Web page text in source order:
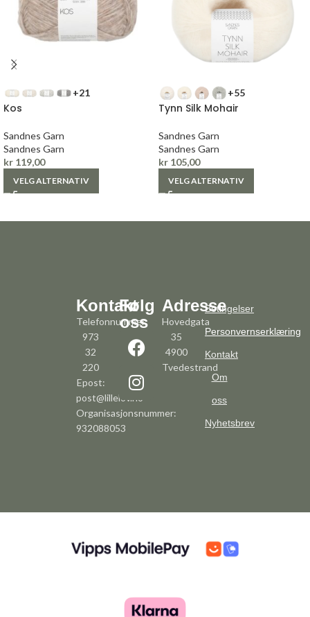
+21
Kos
Sandnes Garn
Sandnes Garn
kr 119,00
VELG ALTERNATIV
+55
Tynn Silk Mohair
Sandnes Garn
Sandnes Garn
kr 105,00
VELG ALTERNATIV
Kontakt
Telefonnummer:
973
32
220
Epost:
post@lillelov.no
Organisasjonsnummer:
932088053
Følg
oss
Adresse
Hovedgata
35
4900
Tvedestrand
Betingelser
Personvernserklæring
Kontakt
Om
oss
Nyhetsbrev